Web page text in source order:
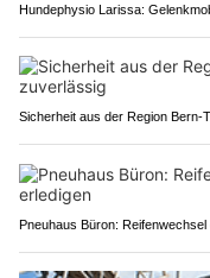
Hundephysio Larissa:
Sicherheit aus der Region
Pneuhaus Büron: